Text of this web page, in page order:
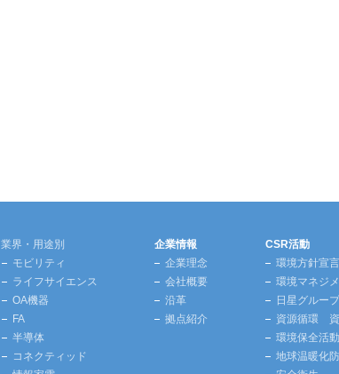
業界・用途別
モビリティ
ライフサイエンス
OA機器
FA
半導体
コネクティッド
企業情報
企業理念
会社概要
沿革
拠点紹介
CSR活動
環境方針宣
環境マネジ
日星グルー
資源循環 資
環境保全活動
地球温暖化